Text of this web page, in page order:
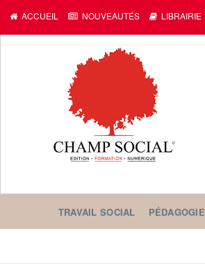
ACCUEIL NOUVEAUTÉS LIBRAIRIE
TRAVAIL SOCIAL PÉDAGOGIE